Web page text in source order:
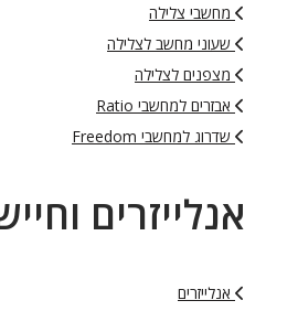
מחשבי צלילה
שעוני מחשב לצלילה
מצפנים לצלילה
אבזרים למחשבי Ratio
שדרוג למחשבי Freedom
אנלייזרים
אנלייזרים